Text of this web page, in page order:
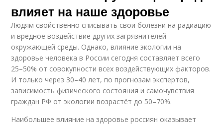
влияет на наше здоровье
Людям свойственно списывать свои болезни на радиацию
и вредное воздействие других загрязнителей
окружающей среды. Однако, влияние экологии на
здоровье человека в России сегодня составляет всего
25–50% от совокупности всех воздействующих факторов.
И только через 30–40 лет, по прогнозам экспертов,
зависимость физического состояния и самочувствия
граждан РФ от экологии возрастёт до 50–70%.
Наибольшее влияние на здоровье россиян оказывает